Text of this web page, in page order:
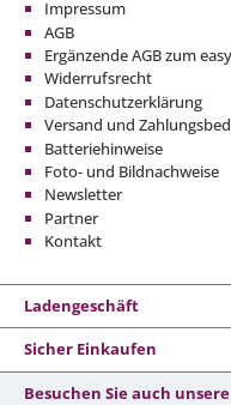
Impressum
AGB
Ergänzende AGB zum
Widerrufsrecht
Datenschutzerklärung
Versand und
Batteriehinweise
Foto- und Bildnachweise
Newsletter
Partner
Kontakt
Ladengeschäft
Sicher Einkaufen
Besuchen Sie auch